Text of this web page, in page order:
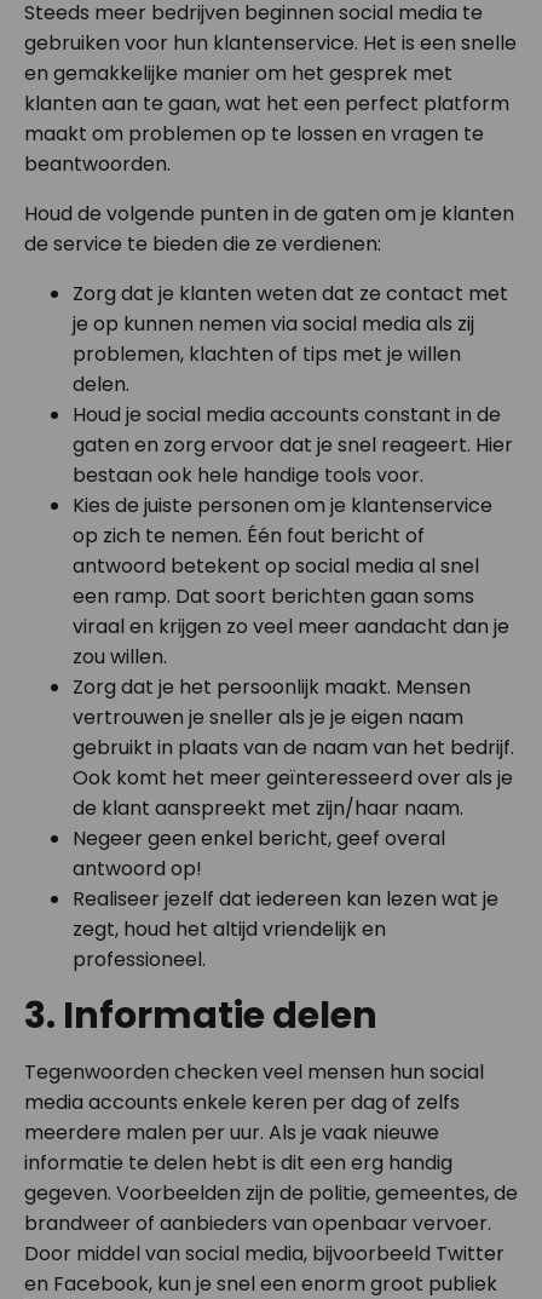
Steeds meer bedrijven beginnen social media te
gebruiken voor hun klantenservice. Het is een snelle
en gemakkelijke manier om het gesprek met
klanten aan te gaan, wat het een perfect platform
maakt om problemen op te lossen en vragen te
beantwoorden.
Houd de volgende punten in de gaten om je klanten
de service te bieden die ze verdienen:
Zorg dat je klanten weten dat ze contact met
je op kunnen nemen via social media als zij
problemen, klachten of tips met je willen
delen.
Houd je social media accounts constant in de
gaten en zorg ervoor dat je snel reageert. Hier
bestaan ook hele handige tools voor.
Kies de juiste personen om je klantenservice
op zich te nemen. Één fout bericht of
antwoord betekent op social media al snel
een ramp. Dat soort berichten gaan soms
viraal en krijgen zo veel meer aandacht dan je
zou willen.
Zorg dat je het persoonlijk maakt. Mensen
vertrouwen je sneller als je je eigen naam
gebruikt in plaats van de naam van het bedrijf.
Ook komt het meer geïnteresseerd over als je
de klant aanspreekt met zijn/haar naam.
Negeer geen enkel bericht, geef overal
antwoord op!
Realiseer jezelf dat iedereen kan lezen wat je
zegt, houd het altijd vriendelijk en
professioneel.
3. Informatie delen
Tegenwoorden checken veel mensen hun social
media accounts enkele keren per dag of zelfs
meerdere malen per uur. Als je vaak nieuwe
informatie te delen hebt is dit een erg handig
gegeven. Voorbeelden zijn de politie, gemeentes, de
brandweer of aanbieders van openbaar vervoer.
Door middel van social media, bijvoorbeeld Twitter
en Facebook, kun je snel een enorm groot publiek